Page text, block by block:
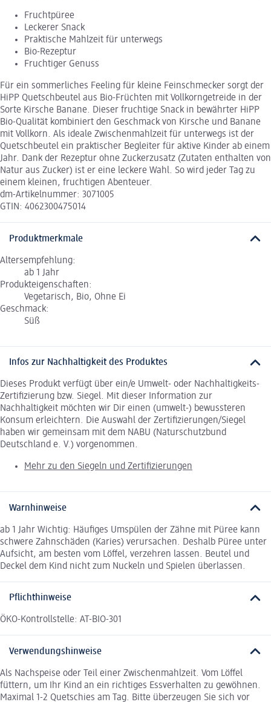
Fruchtpüree
Leckerer Snack
Praktische Mahlzeit für unterwegs
Bio-Rezeptur
Fruchtiger Genuss
Für ein sommerliches Feeling für kleine Feinschmecker sorgt der
HiPP Quetschbeutel aus Bio-Früchten mit Vollkorngetreide in der
Sorte Kirsche Banane. Dieser fruchtige Snack in bewährter HiPP
Bio-Qualität kombiniert den Geschmack von Kirsche und Banane
mit Vollkorn. Als ideale Zwischenmahlzeit für unterwegs ist der
Quetschbeutel ein praktischer Begleiter für aktive Kinder ab einem
Jahr. Dank der Rezeptur ohne Zuckerzusatz (Zutaten enthalten von
Natur aus Zucker) ist er eine leckere Wahl. So wird jeder Tag zu
einem kleinen, fruchtigen Abenteuer.
dm-Artikelnummer: 3071005
GTIN: 4062300475014
Produktmerkmale
Altersempfehlung:
ab 1 Jahr
Produkteigenschaften:
Vegetarisch, Bio, Ohne Ei
Geschmack:
Süß
Infos zur Nachhaltigkeit des Produktes
Dieses Produkt verfügt über ein/e Umwelt- oder Nachhaltigkeits-
Zertifizierung bzw. Siegel. Mit dieser Information zur
Nachhaltigkeit möchten wir Dir einen (umwelt-) bewussteren
Konsum erleichtern. Die Auswahl der Zertifizierungen/Siegel
haben wir gemeinsam mit dem NABU (Naturschutzbund
Deutschland e. V.) vorgenommen.
Mehr zu den Siegeln und Zertifizierungen
Warnhinweise
ab 1 Jahr Wichtig: Häufiges Umspülen der Zähne mit Püree kann
schwere Zahnschäden (Karies) verursachen. Deshalb Püree unter
Aufsicht, am besten vom Löffel, verzehren lassen. Beutel und
Deckel dem Kind nicht zum Nuckeln und Spielen überlassen.
Pflichthinweise
ÖKO-Kontrollstelle: AT-BIO-301
Verwendungshinweise
Als Nachspeise oder Teil einer Zwischenmahlzeit. Vom Löffel
füttern, um Ihr Kind an ein richtiges Essverhalten zu gewöhnen.
Maximal 1-2 Quetschies am Tag. Bitte überzeugen Sie sich vor